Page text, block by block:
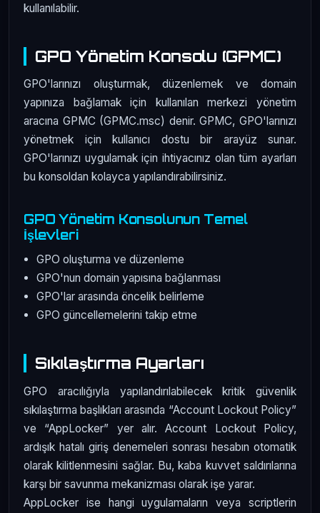
kullanılabilir.
GPO Yönetim Konsolu (GPMC)
GPO'larınızı oluşturmak, düzenlemek ve domain
yapınıza bağlamak için kullanılan merkezi yönetim
aracına GPMC (GPMC.msc) denir. GPMC, GPO'larınızı
yönetmek için kullanıcı dostu bir arayüz sunar.
GPO'larınızı uygulamak için ihtiyacınız olan tüm ayarları
bu konsoldan kolayca yapılandırabilirsiniz.
GPO Yönetim Konsolunun Temel
İşlevleri
GPO oluşturma ve düzenleme
GPO'nun domain yapısına bağlanması
GPO'lar arasında öncelik belirleme
GPO güncellemelerini takip etme
Sıkılaştırma Ayarları
GPO aracılığıyla yapılandırılabilecek kritik güvenlik
sıkılaştırma başlıkları arasında “Account Lockout Policy”
ve “AppLocker” yer alır. Account Lockout Policy,
ardışık hatalı giriş denemeleri sonrası hesabın otomatik
olarak kilitlenmesini sağlar. Bu, kaba kuvvet saldırılarına
karşı bir savunma mekanizması olarak işe yarar.
AppLocker ise hangi uygulamaların veya scriptlerin